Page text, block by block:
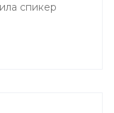
спикер